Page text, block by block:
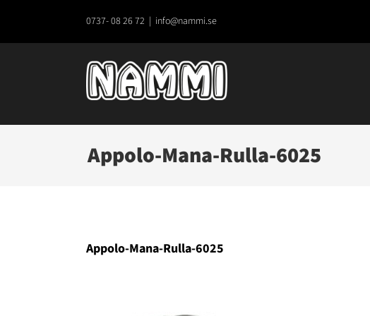
0737- 08 26 72 | info@nammi.se
Appolo-Mana-Rulla-6025
Appolo-Mana-Rulla-6025